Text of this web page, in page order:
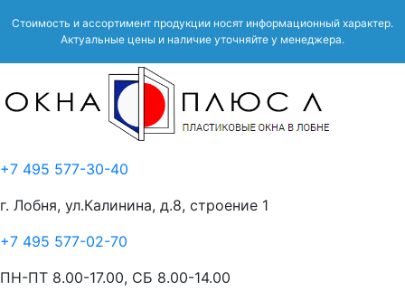
Стоимость и ассортимент продукции носят информационный характер.
Актуальные цены и наличие уточняйте у менеджера.
+7 495 577-30-40
г. Лобня, ул.Калинина, д.8, строение 1
+7 495 577-02-70
ПН-ПТ 8.00-17.00, СБ 8.00-14.00